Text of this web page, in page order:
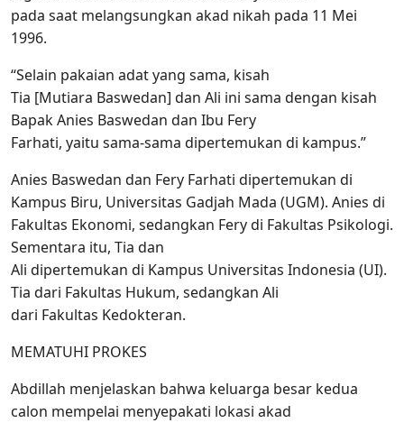
pada saat melangsungkan akad nikah pada 11 Mei
1996.
“Selain pakaian adat yang sama, kisah
Tia [Mutiara Baswedan] dan Ali ini sama dengan kisah
Bapak Anies Baswedan dan Ibu Fery
Farhati, yaitu sama-sama dipertemukan di kampus.”
Anies Baswedan dan Fery Farhati dipertemukan di
Kampus Biru, Universitas Gadjah Mada (UGM). Anies di
Fakultas Ekonomi, sedangkan Fery di Fakultas Psikologi.
Sementara itu, Tia dan
Ali dipertemukan di Kampus Universitas Indonesia (UI).
Tia dari Fakultas Hukum, sedangkan Ali
dari Fakultas Kedokteran.
MEMATUHI PROKES
Abdillah menjelaskan bahwa keluarga besar kedua
calon mempelai menyepakati lokasi akad